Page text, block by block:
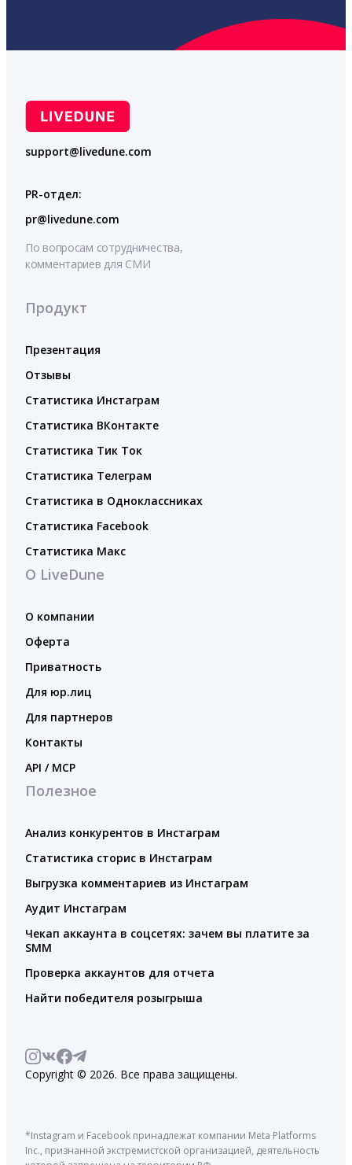
support@livedune.com
PR-отдел:
pr@livedune.com
По вопросам сотрудничества,
комментариев для СМИ
Продукт
Презентация
Отзывы
Статистика Инстаграм
Статистика ВКонтакте
Статистика Тик Ток
Статистика Телеграм
Статистика в Одноклассниках
Статистика Facebook
Статистика Макс
О LiveDune
О компании
Оферта
Приватность
Для юр.лиц
Для партнеров
Контакты
API / MCP
Полезное
Анализ конкурентов в Инстаграм
Статистика сторис в Инстаграм
Выгрузка комментариев из Инстаграм
Аудит Инстаграм
Чекап аккаунта в соцсетях: зачем вы платите за
SMM
Проверка аккаунтов для отчета
Найти победителя розыгрыша
Copyright © 2026. Все права защищены.
*Instagram и Facebook принадлежат компании Meta Platforms
Inc., признанной экстремистской организацией, деятельность